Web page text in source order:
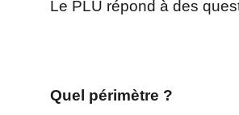
Le PLU répond à des
Quel périmètre ?